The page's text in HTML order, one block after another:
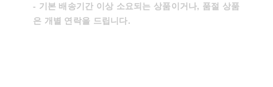
- 기본 배송기간 이상 소요되는 상품이거나, 품절 상품
은 개별 연락을 드립니다.